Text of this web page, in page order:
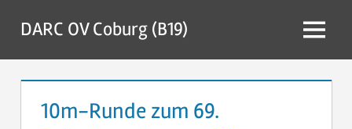
Inhalt
springen
DARC OV Coburg (B19) Menü
10m-Runde zum 69.